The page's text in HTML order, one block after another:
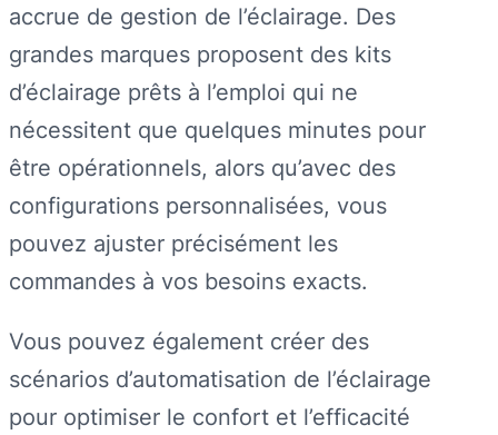
accrue de gestion de l’éclairage. Des
grandes marques proposent des kits
d’éclairage prêts à l’emploi qui ne
nécessitent que quelques minutes pour
être opérationnels, alors qu’avec des
configurations personnalisées, vous
pouvez ajuster précisément les
commandes à vos besoins exacts.
Vous pouvez également créer des
scénarios d’automatisation de l’éclairage
pour optimiser le confort et l’efficacité